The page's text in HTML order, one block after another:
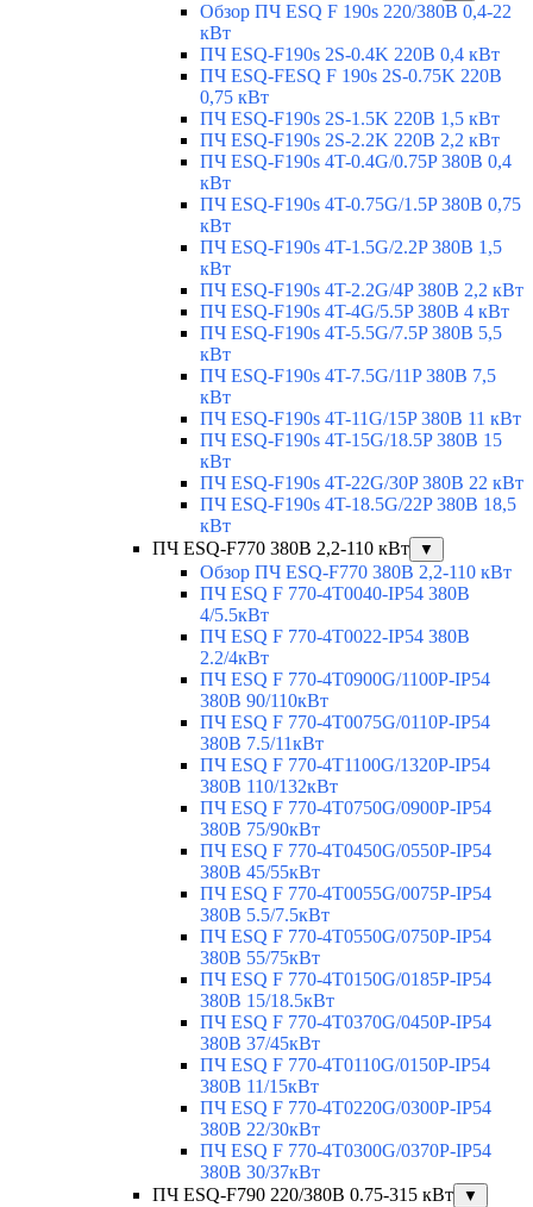
Обзор ПЧ ESQ F 190s 220/380В 0,4-22
кВт
ПЧ ESQ-F190s 2S-0.4K 220В 0,4 кВт
ПЧ ESQ-FESQ F 190s 2S-0.75K 220В
0,75 кВт
ПЧ ESQ-F190s 2S-1.5K 220В 1,5 кВт
ПЧ ESQ-F190s 2S-2.2K 220В 2,2 кВт
ПЧ ESQ-F190s 4T-0.4G/0.75P 380В 0,4
кВт
ПЧ ESQ-F190s 4T-0.75G/1.5P 380В 0,75
кВт
ПЧ ESQ-F190s 4T-1.5G/2.2P 380В 1,5
кВт
ПЧ ESQ-F190s 4T-2.2G/4P 380В 2,2 кВт
ПЧ ESQ-F190s 4T-4G/5.5P 380В 4 кВт
ПЧ ESQ-F190s 4T-5.5G/7.5P 380В 5,5
кВт
ПЧ ESQ-F190s 4T-7.5G/11P 380В 7,5
кВт
ПЧ ESQ-F190s 4T-11G/15P 380В 11 кВт
ПЧ ESQ-F190s 4T-15G/18.5P 380В 15
кВт
ПЧ ESQ-F190s 4T-22G/30P 380В 22 кВт
ПЧ ESQ-F190s 4T-18.5G/22P 380В 18,5
кВт
ПЧ ESQ-F770 380В 2,2-110 кВт
▼
Обзор ПЧ ESQ-F770 380В 2,2-110 кВт
ПЧ ESQ F 770-4T0040-IP54 380В
4/5.5кВт
ПЧ ESQ F 770-4T0022-IP54 380В
2.2/4кВт
ПЧ ESQ F 770-4Т0900G/1100P-IP54
380В 90/110кВт
ПЧ ESQ F 770-4T0075G/0110P-IP54
380В 7.5/11кВт
ПЧ ESQ F 770-4T1100G/1320P-IP54
380В 110/132кВт
ПЧ ESQ F 770-4T0750G/0900P-IP54
380В 75/90кВт
ПЧ ESQ F 770-4T0450G/0550P-IP54
380В 45/55кВт
ПЧ ESQ F 770-4T0055G/0075P-IP54
380В 5.5/7.5кВт
ПЧ ESQ F 770-4T0550G/0750P-IP54
380В 55/75кВт
ПЧ ESQ F 770-4T0150G/0185P-IP54
380В 15/18.5кВт
ПЧ ESQ F 770-4T0370G/0450P-IP54
380В 37/45кВт
ПЧ ESQ F 770-4T0110G/0150P-IP54
380В 11/15кВт
ПЧ ESQ F 770-4T0220G/0300P-IP54
380В 22/30кВт
ПЧ ESQ F 770-4T0300G/0370P-IP54
380В 30/37кВт
ПЧ ESQ-F790 220/380В 0.75-315 кВт
▼